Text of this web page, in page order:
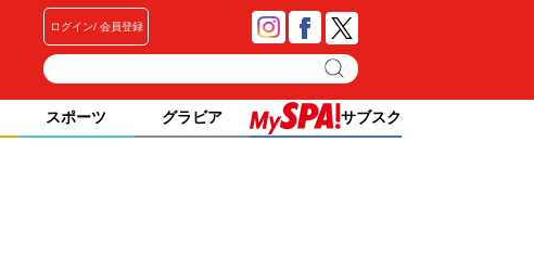
ログイン 会員登録
スポーツ グラビア サブスク